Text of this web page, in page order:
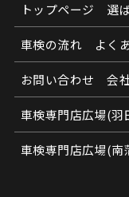
トップページ 選
車検の流れ よく
お問い合わせ 会
車検専門店広場(羽
車検専門店広場(南